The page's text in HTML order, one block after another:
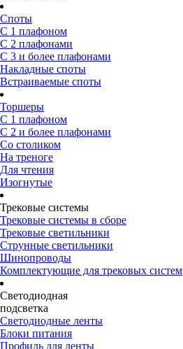
Споты
С 1 плафоном
С 2 плафонами
С 3 и более плафонами
Накладные споты
Встраиваемые споты
Торшеры
С 1 плафоном
С 2 и более плафонами
Со столиком
На треноге
Для чтения
Изогнутые
Трековые системы
Трековые системы в сборе
Трековые светильники
Струнные светильники
Шинопроводы
Комплектующие для трековых систем
Светодиодная
подсветка
Светодиодные ленты
Блоки питания
Профиль для ленты